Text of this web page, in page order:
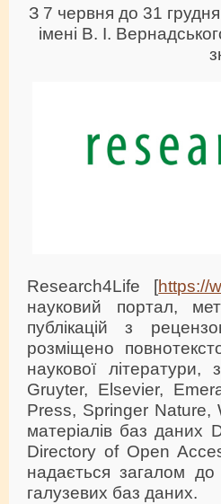
З 7 червня до 31
імені В. І.
Research4Life [https://
науковий портал,
публікацій з
розміщено
наукової
Gruyter, Elsevier,
Press, Springer Nature,
матеріалів баз
Directory of Open
надається загалом
галузевих баз даних.